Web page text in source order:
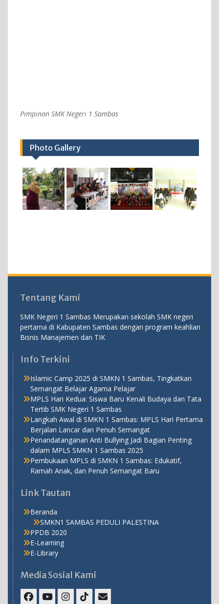
Pimpinan SMK Negeri 1 Sambas
Photo Gallery
Tentang Kami
SMK Negeri 1 Sambas Merupakan sekolah SMK negeri
pertama di Kabupaten Sambas dengan program keahlian
Bisnis Manajemen dan TIK
Info Terkini
Islamic Camp 2025 di SMKN 1 Sambas, Tingkatkan
Semangat Belajar Agama Pelajar
MPLS Hari Kedua: Siswa Baru Kenali Budaya dan Tata
Tertib SMK Negeri 1 Sambas
Langkah Awal di SMKN 1 Sambas: MPLS Hari Pertama
Berjalan Lancar dan Penuh Semangat
Penandatanganan Anti Bullying Jadi Bagian Penting
dalam MPLS SMKN 1 Sambas 2025
Pembukaan MPLS di SMKN 1 Sambas: Edukatif,
Ramah Anak, dan Penuh Semangat Baru
Link Tautan
Beranda
SMKN1 SAMBAS PEDULI PALESTINA
PPDB 2020
E-Learning
E-Library
Media Sosial Kami